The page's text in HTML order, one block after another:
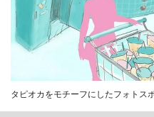
タピオカをモチーフにしたフォトス